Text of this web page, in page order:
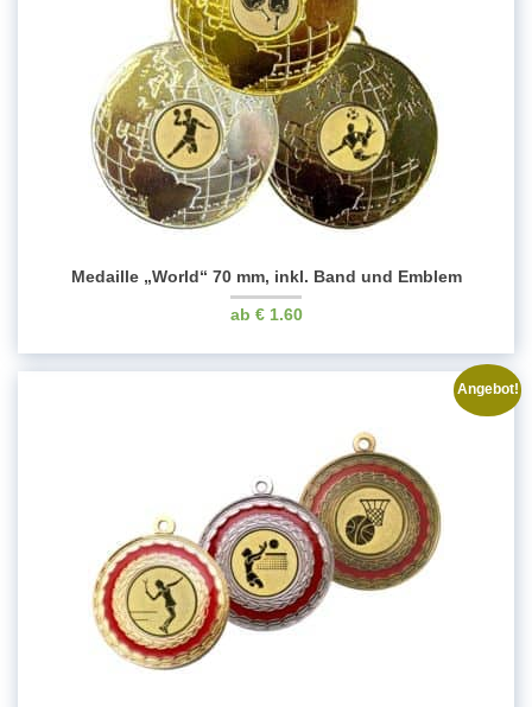
Medaille „World“ 70 mm, inkl. Band und Emblem
€1.60
Angebot!